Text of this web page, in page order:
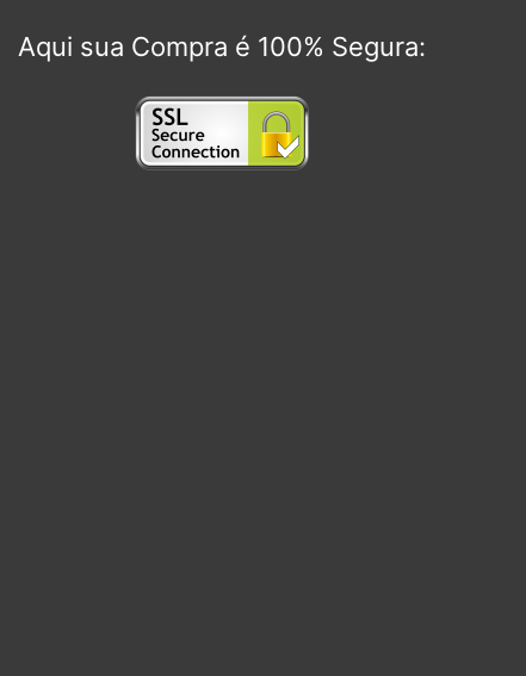
Aqui sua Compra é 100% Segura: